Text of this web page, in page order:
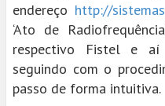
endereço http://
‘Ato de
respectivo Fistel e aí
seguindo com o
passo de forma intuitiva.